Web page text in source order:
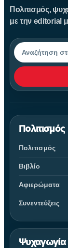
Πολιτισμός,
με την editorial
Αναζήτηση
Πολιτισμός
Πολιτισμός
Βιβλίο
Αφιερώματα
Συνεντεύξεις
Ψυχαγωγία